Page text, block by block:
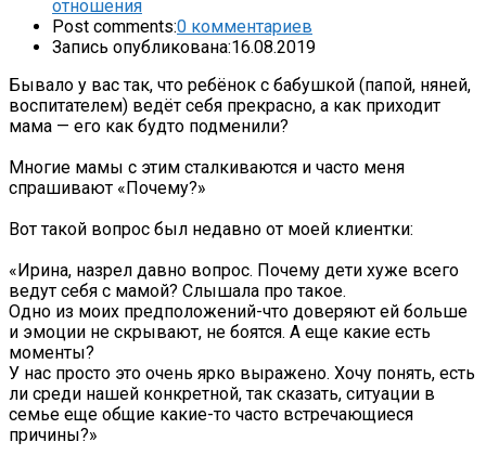
отношения
Post comments:0 комментариев
Запись опубликована:16.08.2019
Бывало у вас так, что ребёнок с бабушкой (папой, няней,
воспитателем) ведёт себя прекрасно, а как приходит
мама — его как будто подменили?
Многие мамы с этим сталкиваются и часто меня
спрашивают «Почему?»
Вот такой вопрос был недавно от моей клиентки:
«Ирина, назрел давно вопрос. Почему дети хуже всего
ведут себя с мамой? Слышала про такое.
Одно из моих предположений-что доверяют ей больше
и эмоции не скрывают, не боятся. А еще какие есть
моменты?
У нас просто это очень ярко выражено. Хочу понять, есть
ли среди нашей конкретной, так сказать, ситуации в
семье еще общие какие-то часто встречающиеся
причины?»